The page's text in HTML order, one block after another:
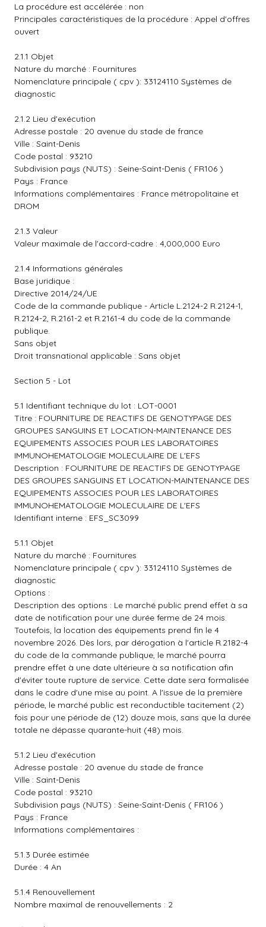
La procédure est accélérée : non
Principales caractéristiques de la procédure : Appel d'offres
ouvert
2.1.1 Objet
Nature du marché : Fournitures
Nomenclature principale ( cpv ): 33124110 Systèmes de
diagnostic
2.1.2 Lieu d'exécution
Adresse postale : 20 avenue du stade de france
Ville : Saint-Denis
Code postal : 93210
Subdivision pays (NUTS) : Seine-Saint-Denis ( FR106 )
Pays : France
Informations complémentaires : France métropolitaine et
DROM
2.1.3 Valeur
Valeur maximale de l'accord-cadre : 4,000,000 Euro
2.1.4 Informations générales
Base juridique :
Directive 2014/24/UE
Code de la commande publique - Article L.2124-2 R.2124-1,
R.2124-2, R.2161-2 et R.2161-4 du code de la commande
publique.
Sans objet
Droit transnational applicable : Sans objet
Section 5 - Lot
5.1 Identifiant technique du lot : LOT-0001
Titre : FOURNITURE DE REACTIFS DE GENOTYPAGE DES
GROUPES SANGUINS ET LOCATION-MAINTENANCE DES
EQUIPEMENTS ASSOCIES POUR LES LABORATOIRES
IMMUNOHEMATOLOGIE MOLECULAIRE DE L'EFS
Description : FOURNITURE DE REACTIFS DE GENOTYPAGE
DES GROUPES SANGUINS ET LOCATION-MAINTENANCE DES
EQUIPEMENTS ASSOCIES POUR LES LABORATOIRES
IMMUNOHEMATOLOGIE MOLECULAIRE DE L'EFS
Identifiant interne : EFS_SC3099
5.1.1 Objet
Nature du marché : Fournitures
Nomenclature principale ( cpv ): 33124110 Systèmes de
diagnostic
Options :
Description des options : Le marché public prend effet à sa
date de notification pour une durée ferme de 24 mois.
Toutefois, la location des équipements prend fin le 4
novembre 2026. Dès lors, par dérogation à l'article R.2182-4
du code de la commande publique, le marché pourra
prendre effet à une date ultérieure à sa notification afin
d'éviter toute rupture de service. Cette date sera formalisée
dans le cadre d'une mise au point. A l'issue de la première
période, le marché public est reconductible tacitement (2)
fois pour une période de (12) douze mois, sans que la durée
totale ne dépasse quarante-huit (48) mois.
5.1.2 Lieu d'exécution
Adresse postale : 20 avenue du stade de france
Ville : Saint-Denis
Code postal : 93210
Subdivision pays (NUTS) : Seine-Saint-Denis ( FR106 )
Pays : France
Informations complémentaires :
5.1.3 Durée estimée
Durée : 4 An
5.1.4 Renouvellement
Nombre maximal de renouvellements : 2